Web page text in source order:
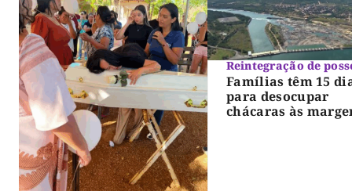
Reintegração de
Famílias têm 15
para desocupar
chácaras às